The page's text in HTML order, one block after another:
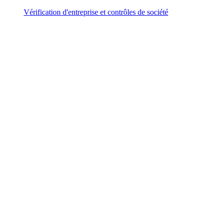
Vérification d'entreprise et contrôles de société